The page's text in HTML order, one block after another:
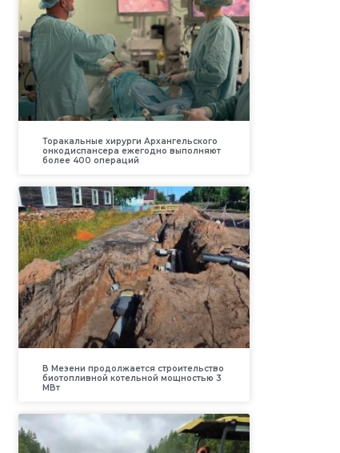
Торакальные хирурги Архангельского
онкодиспансера ежегодно выполняют
более 400 операций
В Мезени продолжается строительство
биотопливной котельной мощностью 3
МВт